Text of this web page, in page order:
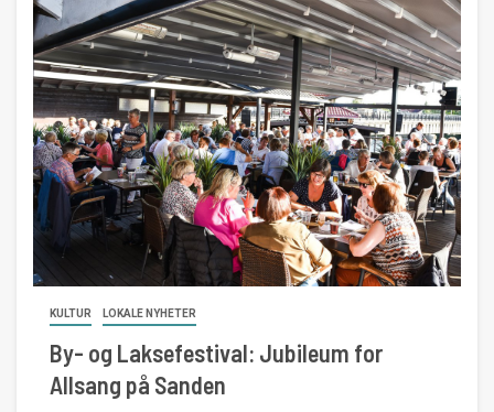
KULTUR LOKALE NYHETER
By- og Laksefestival: Jubileum for
Allsang på Sanden